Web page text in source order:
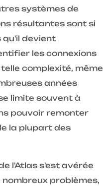
systèmes de
résultantes sont si
qu'il devient
les connexions
complexité, même
années
limite souvent à
pouvoir remonter
la plupart des
l'Atlas s'est avérée
problèmes,